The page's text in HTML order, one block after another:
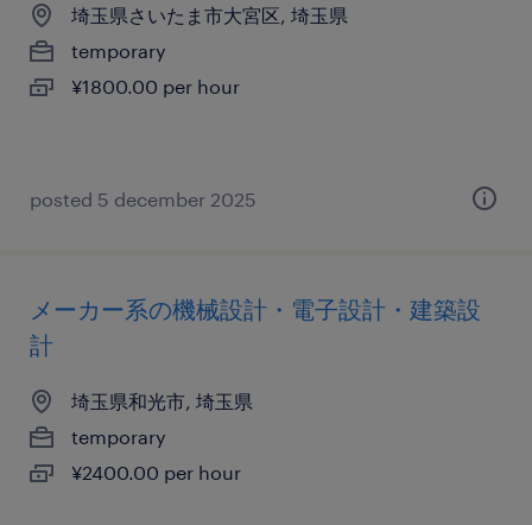
埼玉県さいたま市大宮区, 埼玉県
temporary
¥1800.00 per hour
posted 5 december 2025
メーカー系の機械設計・電子設計・建築設
計
埼玉県和光市, 埼玉県
temporary
¥2400.00 per hour